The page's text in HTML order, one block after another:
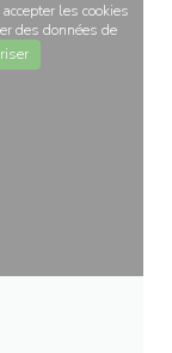
les cookies
des données de